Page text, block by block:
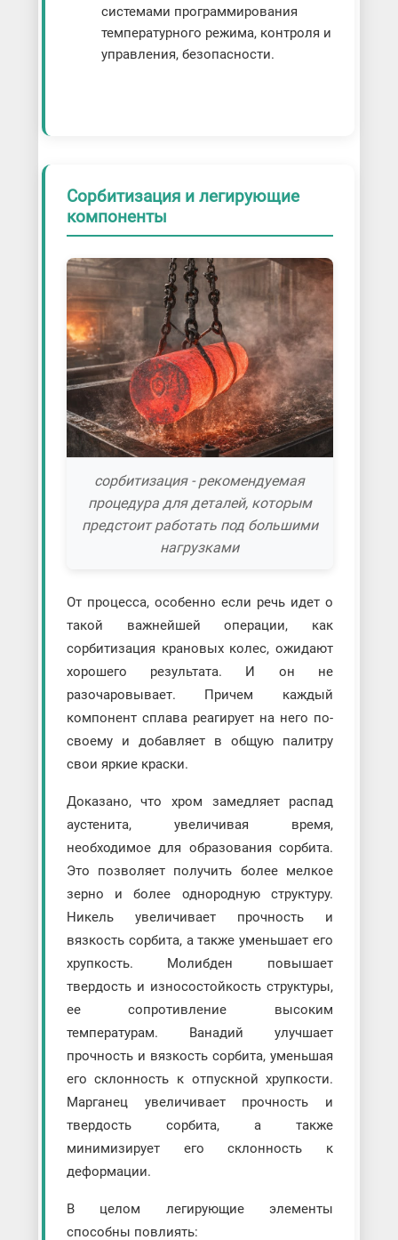
системами программирования
температурного режима, контроля и
управления, безопасности.
Сорбитизация и легирующие
компоненты
сорбитизация - рекомендуемая
процедура для деталей, которым
предстоит работать под большими
нагрузками
От процесса, особенно если речь идет о
такой важнейшей операции, как
сорбитизация крановых колес, ожидают
хорошего результата. И он не
разочаровывает. Причем каждый
компонент сплава реагирует на него по-
своему и добавляет в общую палитру
свои яркие краски.
Доказано, что хром замедляет распад
аустенита, увеличивая время,
необходимое для образования сорбита.
Это позволяет получить более мелкое
зерно и более однородную структуру.
Никель увеличивает прочность и
вязкость сорбита, а также уменьшает его
хрупкость. Молибден повышает
твердость и износостойкость структуры,
ее сопротивление высоким
температурам. Ванадий улучшает
прочность и вязкость сорбита, уменьшая
его склонность к отпускной хрупкости.
Марганец увеличивает прочность и
твердость сорбита, а также
минимизирует его склонность к
деформации.
В целом легирующие элементы
способны повлиять: